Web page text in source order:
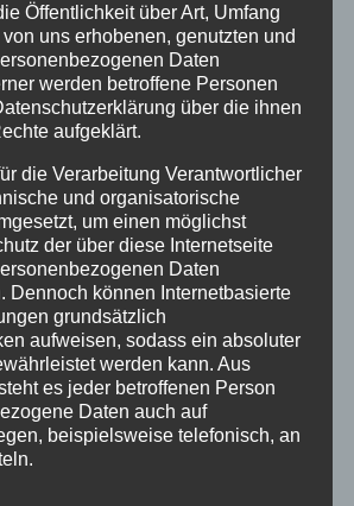
|Okt. 25, 2016|Allgemein|0
Öffentlichkeit über Art, Umfang
uns erhobenen, genutzten und
Daten
werden betroffene Personen
über die ihnen
aufgeklärt.
die Verarbeitung Verantwortlicher
und organisatorische
um einen möglichst
der über diese Internetseite
Daten
Dennoch können Internetbasierte
grundsätzlich
aufweisen, sodass ein absoluter
werden kann. Aus
es jeder betroffenen Person
Daten auch auf
beispielsweise telefonisch, an